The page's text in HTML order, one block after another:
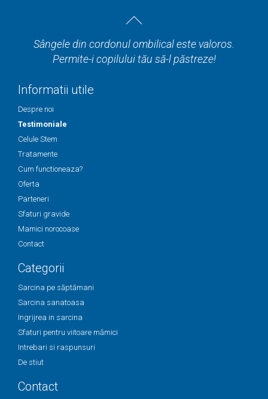
Sângele din cordonul ombilical este valoros.
Permite-i copilului tău să-l păstreze!
Informatii utile
Despre noi
Testimoniale
Celule Stem
Tratamente
Cum functioneaza?
Oferta
Parteneri
Sfaturi gravide
Mamici norocoase
Contact
Categorii
Sarcina pe săptămani
Sarcina sanatoasa
Ingrijrea in sarcina
Sfaturi pentru viitoare mămici
Intrebari si raspunsuri
De stiut
Contact